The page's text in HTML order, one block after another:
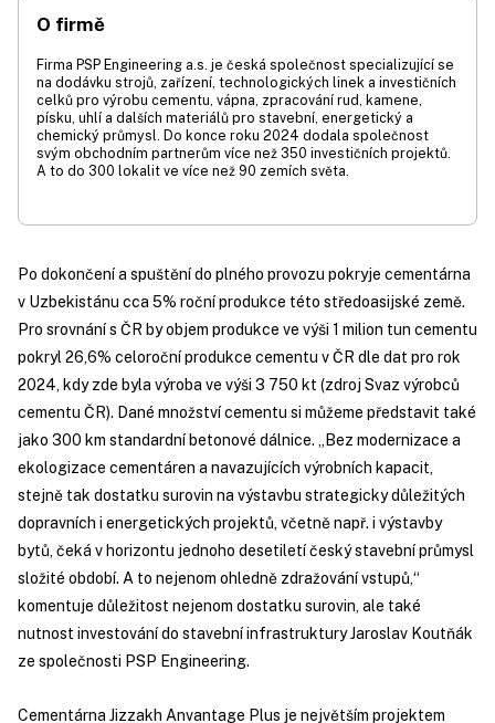
O firmě
Firma PSP Engineering a.s. je česká společnost specializující se
na dodávku strojů, zařízení, technologických linek a investičních
celků pro výrobu cementu, vápna, zpracování rud, kamene,
písku, uhlí a dalších materiálů pro stavební, energetický a
chemický průmysl. Do konce roku 2024 dodala společnost
svým obchodním partnerům více než 350 investičních projektů.
A to do 300 lokalit ve více než 90 zemích světa.
Po dokončení a spuštění do plného provozu pokryje cementárna
v Uzbekistánu cca 5% roční produkce této středoasijské země.
Pro srovnání s ČR by objem produkce ve výši 1 milion tun cementu
pokryl 26,6% celoroční produkce cementu v ČR dle dat pro rok
2024, kdy zde byla výroba ve výši 3 750 kt (zdroj Svaz výrobců
cementu ČR). Dané množství cementu si můžeme představit také
jako 300 km standardní betonové dálnice. „Bez modernizace a
ekologizace cementáren a navazujících výrobních kapacit,
stejně tak dostatku surovin na výstavbu strategicky důležitých
dopravních i energetických projektů, včetně např. i výstavby
bytů, čeká v horizontu jednoho desetiletí český stavební průmysl
složité období. A to nejenom ohledně zdražování vstupů,“
komentuje důležitost nejenom dostatku surovin, ale také
nutnost investování do stavební infrastruktury Jaroslav Koutňák
ze společnosti PSP Engineering.
Cementárna Jizzakh Anvantage Plus je největším projektem